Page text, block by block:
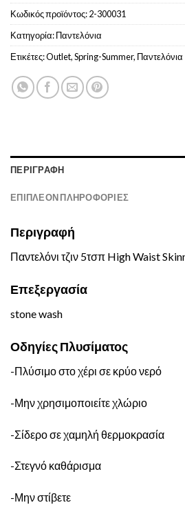
Κωδικός προϊόντος:2-300031
Κατηγορία:Παντελόνια
Ετικέτες:Outlet,Spring-Summer, Παντελόνια
ΠΕΡΙΓΡΑΦΉ
ΕΠΙΠΛΈΟΝ ΠΛΗΡΟΦΟΡΊΕΣ
Περιγραφή
Παντελόνι τζιν 5τσπ High Waist
Επεξεργασία
stone wash
Οδηγίες Πλυσίματος
-Πλύσιμο στο χέρι σε κρύο νερό
-Μην χρησιμοποιείτε χλώριο
-Σίδερο σε χαμηλή θερμοκρασία
-Στεγνό καθάρισμα
-Μην στίβετε